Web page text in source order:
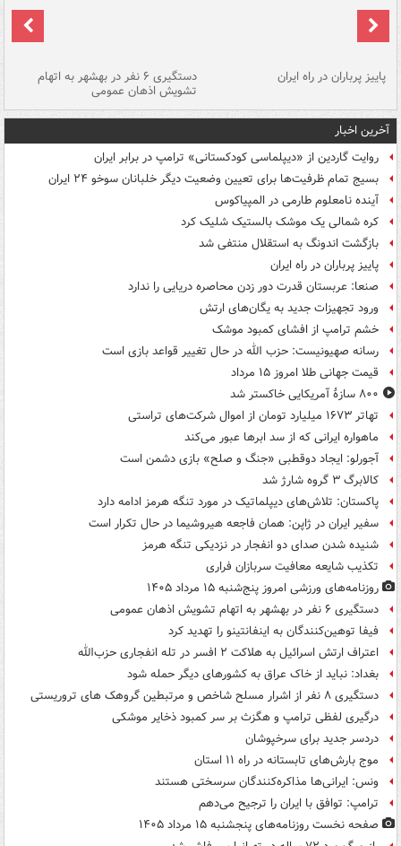
پاییز پرباران در راه ایران دستگیری ۶ نفر در بهشهر به اتهام
تشویش اذهان عمومی
آخرین اخبار
روایت گاردین از «دیپلماسی کودکستانی» ترامپ در برابر ایران
بسیج تمام ظرفیت‌ها برای تعیین وضعیت دیگر خلبانان سوخو ۲۴ ایران
آینده نامعلوم طارمی در المپیاکوس
کره شمالی یک موشک بالستیک شلیک کرد
بازگشت اندونگ به استقلال منتفی شد
پاییز پرباران در راه ایران
صنعا: عربستان قدرت دور زدن محاصره دریایی را ندارد
ورود تجهیزات جدید به یگان‌های ارتش
خشم ترامپ از افشای کمبود موشک
رسانه صهیونیست: حزب الله در حال تغییر قواعد بازی است
قیمت جهانی طلا امروز ۱۵ مرداد
۸۰۰ سازۀ آمریکایی خاکستر شد
تهاتر ۱۶۷۳ میلیارد تومان از اموال شرکت‌های تراستی
ماهواره ایرانی که از سد ابرها عبور می‌کند
آجورلو: ایجاد دوقطبی «جنگ و صلح‌» بازی دشمن است
کالابرگ ۳ گروه شارژ شد
پاکستان: تلاش‌های دیپلماتیک در مورد تنگه هرمز ادامه دارد
سفیر ایران در ژاپن: همان فاجعه هیروشیما در حال تکرار است
شنیده شدن صدای دو انفجار در نزدیکی تنگه هرمز
تکذیب شایعه معافیت سربازان فراری
روزنامه‌های ورزشی امروز پنج‌شنبه ۱۵ مرداد ۱۴۰۵
دستگیری ۶ نفر در بهشهر به اتهام تشویش اذهان عمومی
فیفا توهین‌کنندگان به اینفانتینو را تهدید کرد
اعتراف ارتش اسرائیل به هلاکت ۲ افسر در تله انفجاری حزب‌الله
بغداد: نباید از خاک عراق به کشورهای دیگر حمله شود
دستگیری ۸ نفر از اشرار مسلح شاخص و مرتبطین گروهک های تروریستی
درگیری لفظی ترامپ و هگزث بر سر کمبود ذخایر موشکی
دردسر جدید برای سرخپوشان
موج بارش‌های تابستانه در راه ۱۱ استان
ونس: ایرانی‌ها مذاکره‌کنندگان سرسختی هستند
ترامپ: توافق با ایران را ترجیح می‌دهم
صفحه نخست روزنامه‌های پنجشنبه ۱۵ مرداد ۱۴۰۵